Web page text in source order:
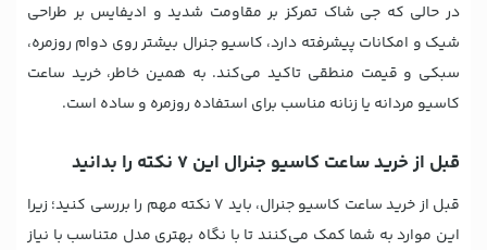
در حالی که جی شاک تمرکز بر مقاومت شدید و ادیفایس بر طراحی
شیک و امکانات پیشرفته دارد، کاسیو جنرال بیشتر روی دوام روزمره،
سبکی و قیمت منطقی تاکید می‌کند. به همین خاطر، خرید ساعت
کاسیو مردانه یا زنانه مناسب برای استفاده روزمره و ساده است.
قبل از خرید ساعت کاسیو جنرال این ۷ نکته را بدانید
قبل از خرید ساعت کاسیو جنرال، باید 7 نکته مهم را بررسی کنید؛ زیرا
این موارد به شما کمک می‌کنند تا با نگاه بهتری مدل متناسب با نیاز